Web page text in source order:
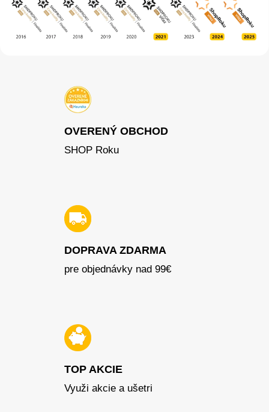
OVERENÝ OBCHOD
SHOP Roku
DOPRAVA ZDARMA
pre objednávky nad 99€
TOP AKCIE
Využi akcie a ušetri